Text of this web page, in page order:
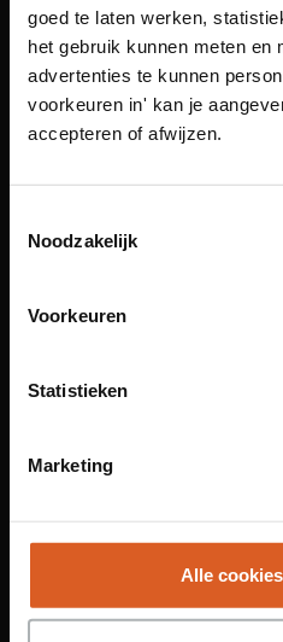
goed te laten werken,
het gebruik kunnen meten en
advertenties te kunnen
voorkeuren in' kan je
accepteren of afwijzen.
Noodzakelijk
Voorkeuren
Statistieken
Marketing
Alle